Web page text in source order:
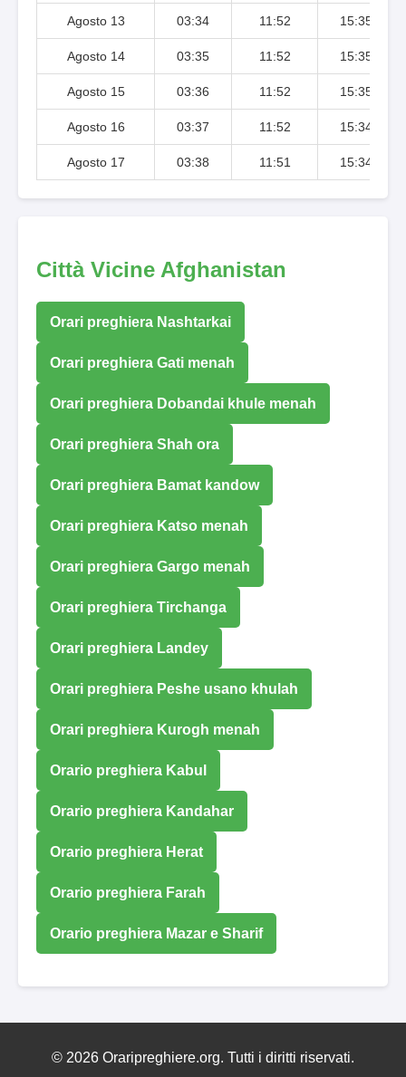
Agosto 13 03:34 11:52 15:35
Agosto 14 03:35 11:52 15:35
Agosto 15 03:36 11:52 15:35
Agosto 16 03:37 11:52 15:34
Agosto 17 03:38 11:51 15:34
Città Vicine Afghanistan
Orari preghiera Nashtarkai
Orari preghiera Gati menah
Orari preghiera Dobandai khule menah
Orari preghiera Shah ora
Orari preghiera Bamat kandow
Orari preghiera Katso menah
Orari preghiera Gargo menah
Orari preghiera Tirchanga
Orari preghiera Landey
Orari preghiera Peshe usano khulah
Orari preghiera Kurogh menah
Orario preghiera Kabul
Orario preghiera Kandahar
Orario preghiera Herat
Orario preghiera Farah
Orario preghiera Mazar e Sharif
© 2026 Oraripreghiere.org. Tutti i diritti riservati.